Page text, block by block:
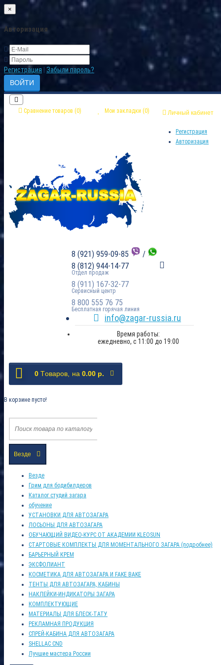
×
Авторизация
Регистрация Забыли пароль?
Личный кабинет
Регистрация
Авторизация
Мои закладки (0)
Сравнение товаров (0)
8 (921) 959-09-85
/
8 (812) 944-14-77
Отдел продаж
8 (911) 167-32-77
Сервисный центр
8 800 555 76 75
Бесплатная горячая линия
info@zagar-russia.ru
Время работы:
ежедневно, с 11:00 до 19:00
0 Tоваров, на 0.00 р.
В корзине пусто!
Везде
Везде
Грим для бодибилдеров
Каталог студий загара
обучение
УСТАНОВКИ ДЛЯ АВТОЗАГАРА
ЛОСЬОНЫ ДЛЯ АВТОЗАГАРА
ОБУЧАЮЩИЙ ВИДЕО-КУРС ОТ АКАДЕМИИ KLEOSUN
СТАРТОВЫЕ КОМПЛЕКТЫ ДЛЯ МОМЕНТАЛЬНОГО ЗАГАРА (подробнее)
БАРЬЕРНЫЙ КРЕМ
ЭКСФОЛИАНТ
КОСМЕТИКА ДЛЯ АВТОЗАГАРА И FAKE BAKE
ТЕНТЫ ДЛЯ АВТОЗАГАРА, КАБИНЫ
НАКЛЕЙКИ-ИНДИКАТОРЫ ЗАГАРА
КОМПЛЕКТУЮЩИЕ
МАТЕРИАЛЫ ДЛЯ БЛЕСК-ТАТУ
РЕКЛАМНАЯ ПРОДУКЦИЯ
СПРЕЙ-КАБИНА ДЛЯ АВТОЗАГАРА
SHELLAC CND
Лучшие мастера России